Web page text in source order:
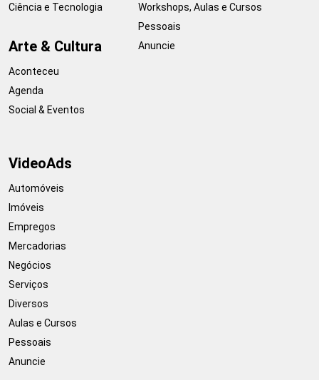
Ciência e Tecnologia
Arte & Cultura
Aconteceu
Agenda
Social & Eventos
Workshops, Aulas e Cursos
Pessoais
Anuncie
VideoAds
Automóveis
Imóveis
Empregos
Mercadorias
Negócios
Serviços
Diversos
Aulas e Cursos
Pessoais
Anuncie